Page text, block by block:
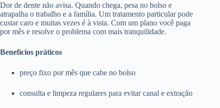
Dor de dente não avisa. Quando chega, pesa no bolso e
atrapalha o trabalho e a família. Um tratamento particular pode
custar caro e muitas vezes é à vista. Com um plano você paga
por mês e resolve o problema com mais tranquilidade.
Benefícios práticos
preço fixo por mês que cabe no bolso
consulta e limpeza regulares para evitar canal e extração